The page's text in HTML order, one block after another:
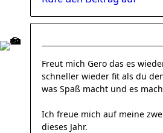
Freut mich Gero das es
schneller wieder fit als du
was Spaß macht und es
Ich freue mich auf meine
dieses Jahr.